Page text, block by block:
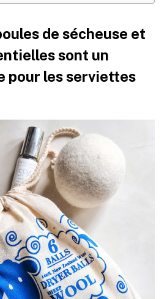
de sécheuse et
sont un
pour les serviettes